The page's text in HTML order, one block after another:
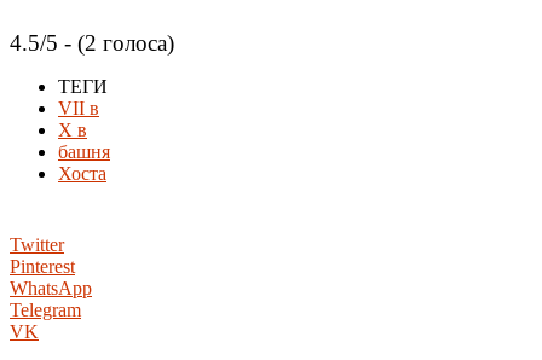
4.5/5 - (2 голоса)
ТЕГИ
VII в
X в
башня
Хоста
Twitter
Pinterest
WhatsApp
Telegram
VK